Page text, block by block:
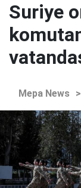
Suriye
Mepa News >